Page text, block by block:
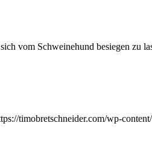
vom Schweinehund besiegen zu
timobretschneider.com/wp-